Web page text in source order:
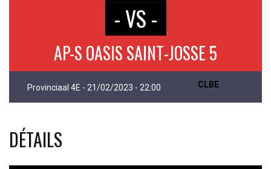
- VS -
AP-S OASIS SAINT-JOSSE 5
Provinciaal 4E - 21/02/2023 - 22:00 CLBE
DÉTAILS